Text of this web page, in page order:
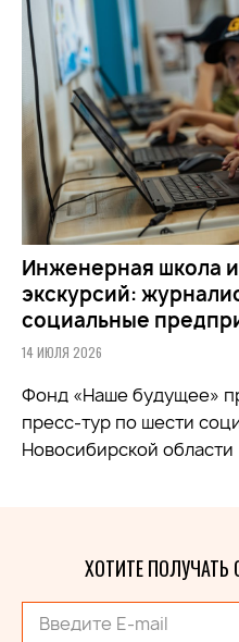
Инженерная школа
экскурсий:
социальные
14 ИЮЛЯ 2026
Фонд «Наше будущее»
пресс-тур по шести
Новосибирской области
ХОТИТЕ ПОЛУЧАТЬ